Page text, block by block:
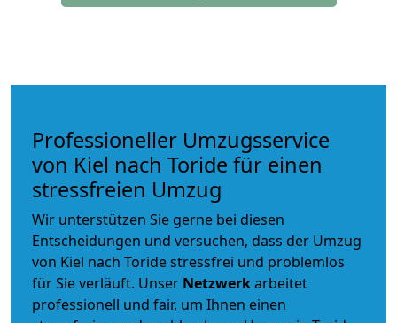
Professioneller Umzugsservice
von Kiel nach Toride für einen
stressfreien Umzug
Wir unterstützen Sie gerne bei diesen
Entscheidungen und versuchen, dass der Umzug
von Kiel nach Toride stressfrei und problemlos
für Sie verläuft. Unser Netzwerkarbeitet
professionell und fair, um Ihnen einen